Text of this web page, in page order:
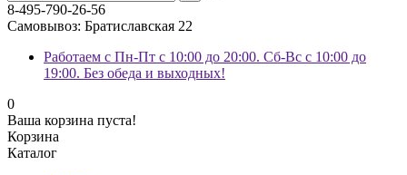
8-495-790-26-56
Самовывоз: Братиславская 22
Работаем с Пн-Пт с 10:00 до 20:00. Сб-Вс с 10:00 до
19:00. Без обеда и выходных!
0
Ваша корзина пуста!
Корзина
Каталог